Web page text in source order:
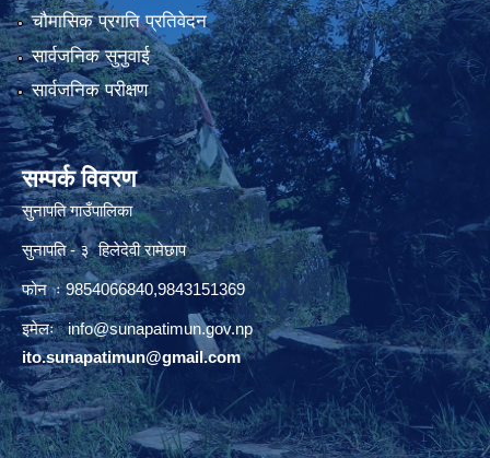
चौमासिक प्रगति प्रतिवेदन
सार्वजनिक सुनुवाई
सार्वजनिक परीक्षण
सम्पर्क विवरण
सुनापति गाउँपालिका
सुनापति - ३ हिलेदेवी रामेछाप
फोन ः 9854066840,9843151369
इमेलः info@sunapatimun.gov.np
ito.sunapatimun@gmail.com